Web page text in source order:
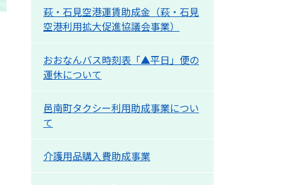
萩・石見空港運賃助成金（萩・石見
空港利用拡大促進協議会事業）
おおなんバス時刻表「▲平日」便の
運休について
邑南町タクシー利用助成事業につい
て
介護用品購入費助成事業